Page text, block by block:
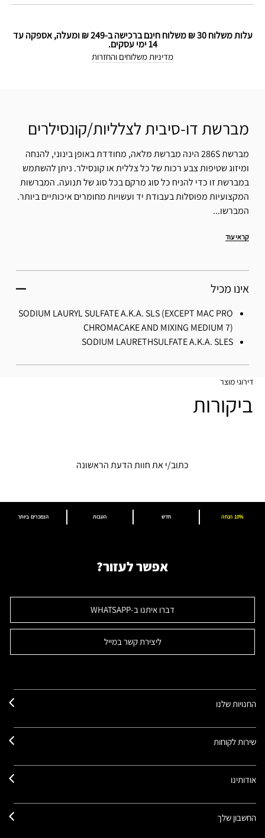
עלות משלוח 30 ₪ משלוח חינם ברכישה ב-249 ₪ ומעלה, אספקה עד
14 ימי עסקים.
מדיניות משלוחים והחזרות
מברשת דו-סיבית לצלליות/קונסילרים
מברשת 286S הינה מברשת מלאה, מחודדת באופן בינוני, להנחה
ומיזוג שטיפות צבע רכות של כל צללית או קונסילר. ניתן להשתמש
במברשת זו כדי להניח כל סוג מרקם בכל סוג של תנועה. המברשות
המקצועיות מפוסלות בעבודת יד ועשויות מחומרים איכותיים ביותר.
המברשו...
קראי עוד
אינו מכיל
SODIUM LAURYL SULFATE A.K.A. SLS (EXCEPT MAC PRO
CHROMACAKE AND MIXING MEDIUM 7)
SODIUM LAURETHSULFATE A.K.A. SLES
דירוגי מוצר
ביקורות
כתוב/י את חוות הדעת הראשונה
הנמכרים ביותר הטבות חדש 10% הנחה
אפשר לעזור?
דברו איתנו ב-WHATSAPP
ליצירת קשר במייל
החנויות שלנו
שירות לקוחות
אודותינו
החשבון שלך